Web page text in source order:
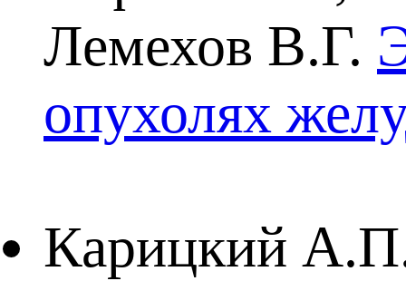
Лемехов В.Г.
опухолях
Карицкий